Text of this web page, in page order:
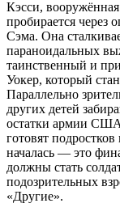
Кэсси,
пробирается через
Сэма. Она
параноидальных
таинственный и
Уокер, который
Параллельно
других детей
остатки армии
готовят
началась — это
должны стать
подозрительных
«Другие».